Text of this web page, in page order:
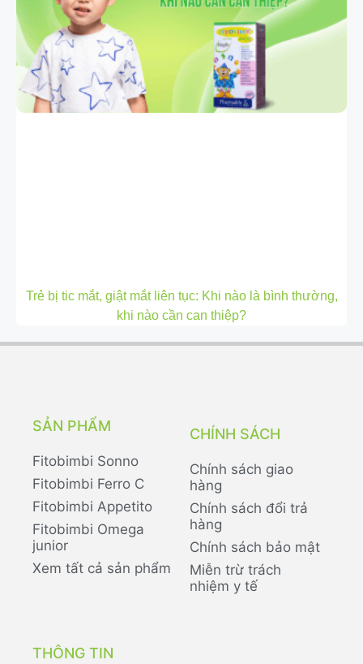
Trẻ bị tic mắt, giật mắt liên tục: Khi nào là bình thường,
khi nào cần can thiệp?
SẢN PHẨM
Fitobimbi Sonno
Fitobimbi Ferro C
Fitobimbi Appetito
Fitobimbi Omega
junior
Xem tất cả sản phẩm
CHÍNH SÁCH
Chính sách giao
hàng
Chính sách đổi trả
hàng
Chính sách bảo mật
Miễn trừ trách
nhiệm y tế
THÔNG TIN